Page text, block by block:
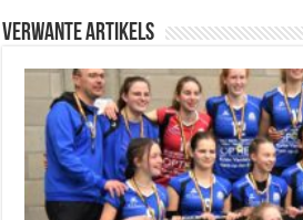
Verwante artikels